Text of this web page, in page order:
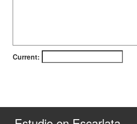
Current: